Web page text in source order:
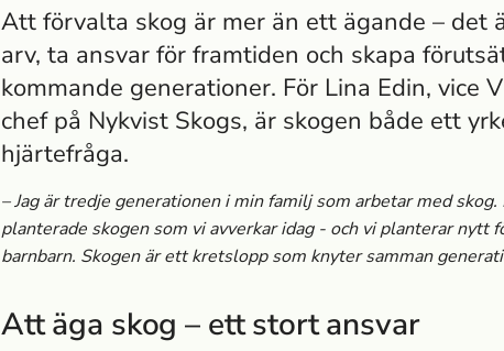
Att förvalta skog är mer än ett ägande – det
arv, ta ansvar för framtiden och skapa
kommande generationer. För Lina Edin, vice
chef på Nykvist Skogs, är skogen både ett
hjärtefråga.
– Jag är tredje generationen i min familj som arbetar med skog.
planterade skogen som vi avverkar idag - och vi planterar nytt
barnbarn. Skogen är ett kretslopp som knyter samman
Att äga skog – ett stort ansvar